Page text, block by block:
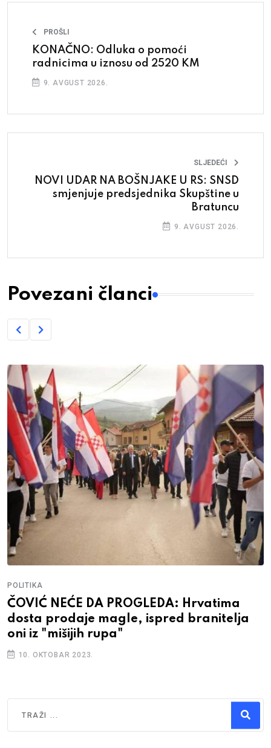
PROŠLI
KONAČNO: Odluka o pomoći
radnicima u iznosu od 2520 KM
9. AVGUST 2026.
SLJEDEĆI
NOVI UDAR NA BOŠNJAKE U RS: SNSD
smjenjuje predsjednika Skupštine u
Bratuncu
9. AVGUST 2026.
Povezani članci
POLITIKA
HRS POD PALJBOM HDZ-a: Raguž ne vidi
pobunu, samo one koji su krali i varali
28. MART 2023.
Type 2 or more characters for results.